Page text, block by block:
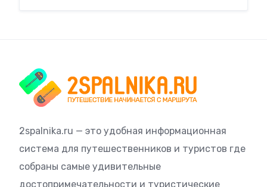
2spalnika.ru — это удобная информационная
система для путешественников и туристов где
собраны самые удивительные
достопримечательности и туристические